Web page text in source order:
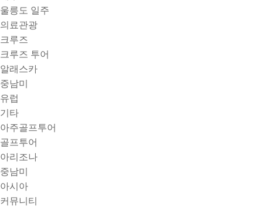
울릉도 일주
의료관광
크루즈
크루즈 투어
알래스카
중남미
유럽
기타
아주골프투어
골프투어
아리조나
중남미
아시아
커뮤니티